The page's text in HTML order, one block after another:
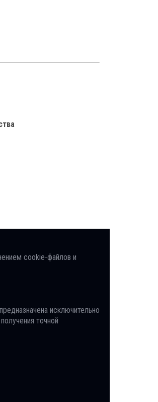
cookie-файлов и
исключительно
точной